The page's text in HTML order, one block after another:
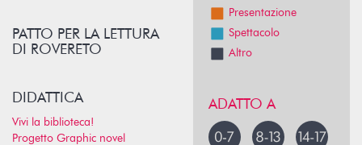
PATTO PER LA LETTURA
DI ROVERETO
DIDATTICA
Vivi la biblioteca!
Progetto Graphic novel
Presentazione
Spettacolo
Altro
ADATTO A